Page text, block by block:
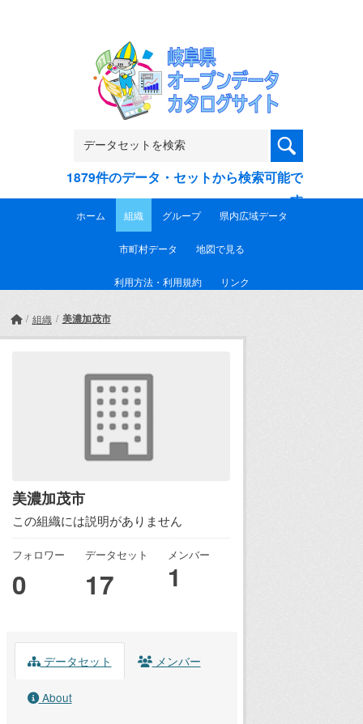
1879件のデータ・セットから検索可能で
す
ホーム 組織 グループ 県内広域データ
市町村データ 地図で見る
利用方法・利用規約 リンク
組織 美濃加茂市
美濃加茂市
この組織には説明がありません
フォロワー
0
データセット
17
メンバー
1
データセット メンバー
About